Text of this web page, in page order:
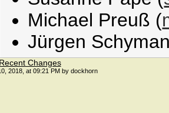
Michael Preuß (
Jürgen
Recent Changes
2018, at 09:21 PM by dockhorn